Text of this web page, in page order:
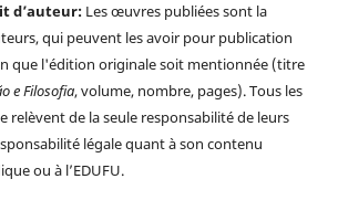
d’auteur: Les œuvres publiées sont la
qui peuvent les avoir pour publication
que l'édition originale soit mentionnée (titre
e Filosofia, volume, nombre, pages). Tous les
relèvent de la seule responsabilité de leurs
légale quant à son contenu
ou à l’EDUFU.